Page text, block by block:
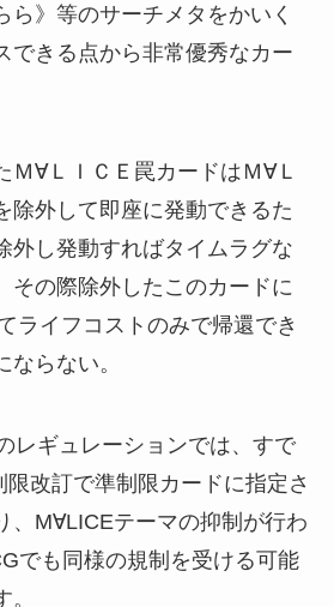
ら》等のサーチメタをかいく
できる点から非常優秀なカー
Ｍ∀ＬＩＣＥ罠カードはＭ∀Ｌ
除外して即座に発動できるた
外し発動すればタイムラグな
その際除外したこのカードに
ライフコストのみで帰還でき
ならない。
レギュレーションでは、すで
改訂で準制限カードに指定さ
、M∀LICEテーマの抑制が行わ
でも同様の規制を受ける可能